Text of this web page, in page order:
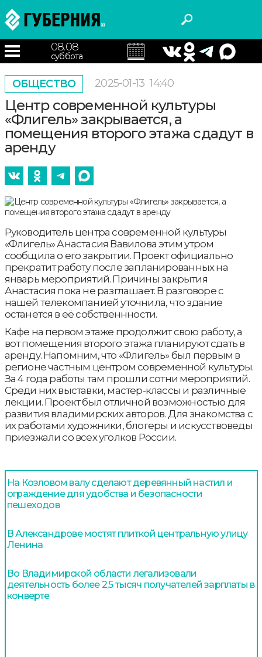
08.08
суббота
ОБЩЕСТВО 2025-01-13 14:40
Центр современной культуры
«Флигель» закрывается, а
помещения второго этажа сдадут в
аренду
Руководитель центра современной культуры
«Флигель» Анастасия Вавилова этим утром
сообщила о его закрытии. Проект официально
прекратит работу после запланированных на
январь мероприятий. Причины закрытия
Анастасия пока не разглашает. В разговоре с
нашей телекомпанией уточнила, что здание
останется в её собственнности.
Кафе на первом этаже продолжит свою работу, а
вот помещения второго этажа планируют сдать в
аренду. Напомним, что «Флигель» был первым в
регионе частным центром современной культуры.
За 4 года работы там прошли сотни мероприятий.
Среди них выставки, мастер-классы и различные
лекции. Проект был отличной возможностью для
развития владимирских авторов. Для знакомства с
их работами художники, блогеры и искусствоведы
приезжали со всех уголков России.
На Козловом валу сделают деревянный настил и
ограждение для удобства и безопасности
пешеходов
В Александрове мостят плиткой центральную улицу
Ленина
Во Владимирской области легализовали
деятельность более 2,5 тысяч получателей зарплаты в
конверте